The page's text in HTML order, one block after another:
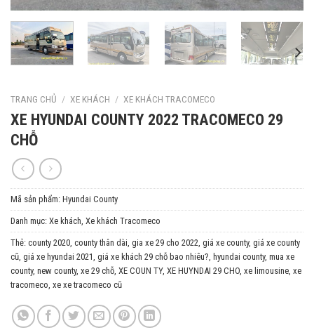
TRANG CHỦ / XE KHÁCH / XE KHÁCH TRACOMECO
XE HYUNDAI COUNTY 2022 TRACOMECO 29
CHỖ
Mã sản phẩm: Hyundai County
Danh mục: Xe khách Xe khách Tracomeco
Thẻ: county 2020 county thân dài gia xe 29 cho 2022 giá xe county, giá xe county
cũ giá xe hyundai 2021 giá xe khách 29 chỗ bao nhiêu? hyundai county, mua xe
county, new county, xe 29 chỗ XE COUN TY, XE HUYNDAI 29 CHO xe limousine xe
tracomeco xe xe tracomeco cũ